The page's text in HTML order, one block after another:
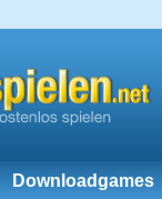
Downloadgames